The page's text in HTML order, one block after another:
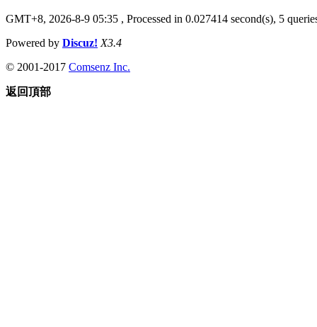
GMT+8, 2026-8-9 05:35 , Processed in 0.027414 second(s), 5
Powered by Discuz! X3.4
© 2001-2017 Comsenz Inc.
返回頂部